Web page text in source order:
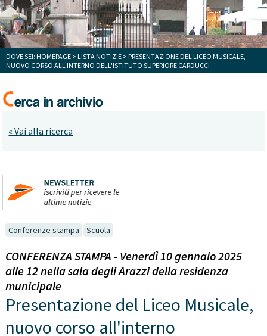
DOVE SEI: HOMEPAGE > LISTA NOTIZIE > PRESENTAZIONE DEL LICEO MUSICALE,
NUOVO CORSO ALL'INTERNO DELL'ISTITUTO SUPERIORE CARDUCCI
« Vai alla ricerca
Conferenze stampa Scuola
CONFERENZA STAMPA - Venerdì 10 gennaio 2025
alle 12 nella sala degli Arazzi della residenza
municipale
Presentazione del Liceo Musicale,
nuovo corso all'interno